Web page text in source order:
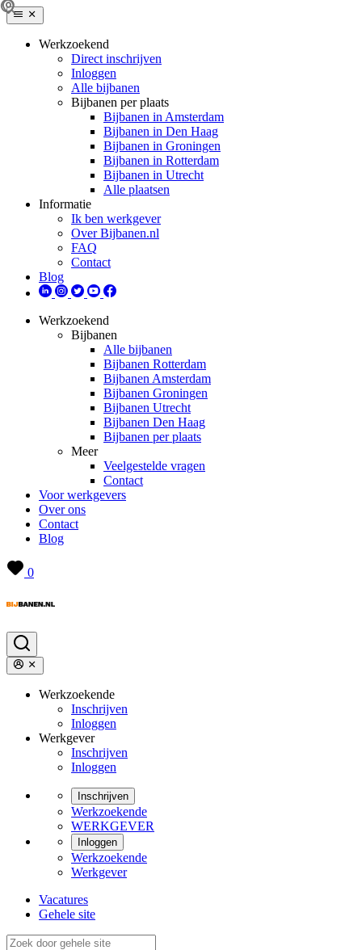
Werkzoekend
Direct inschrijven
Inloggen
Alle bijbanen
Bijbanen per plaats
Bijbanen in Amsterdam
Bijbanen in Den Haag
Bijbanen in Groningen
Bijbanen in Rotterdam
Bijbanen in Utrecht
Alle plaatsen
Informatie
Ik ben werkgever
Over Bijbanen.nl
FAQ
Contact
Blog
Werkzoekend
Bijbanen
Alle bijbanen
Bijbanen Rotterdam
Bijbanen Amsterdam
Bijbanen Groningen
Bijbanen Utrecht
Bijbanen Den Haag
Bijbanen per plaats
Meer
Veelgestelde vragen
Contact
Voor werkgevers
Over ons
Contact
Blog
0
Werkzoekende
Inschrijven
Inloggen
Werkgever
Inschrijven
Inloggen
Inschrijven
Werkzoekende
WERKGEVER
Inloggen
Werkzoekende
Werkgever
Vacatures
Gehele site